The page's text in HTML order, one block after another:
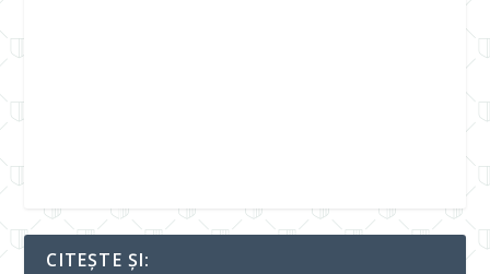
CITEȘTE ȘI: